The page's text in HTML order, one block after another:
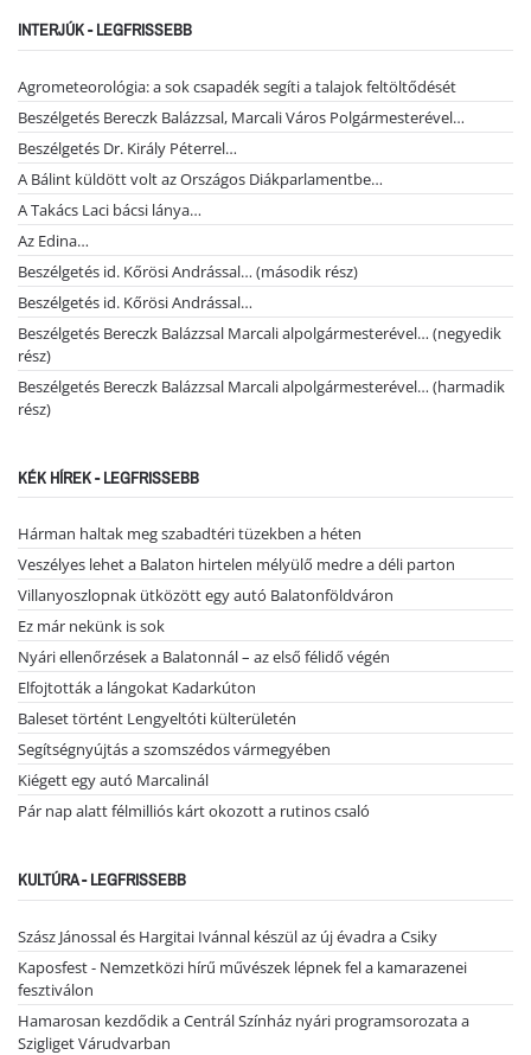
INTERJÚK - LEGFRISSEBB
Agrometeorológia: a sok csapadék segíti a talajok feltöltődését
Beszélgetés Bereczk Balázzsal, Marcali Város Polgármesterével…
Beszélgetés Dr. Király Péterrel…
A Bálint küldött volt az Országos Diákparlamentbe…
A Takács Laci bácsi lánya…
Az Edina…
Beszélgetés id. Kőrösi Andrással… (második rész)
Beszélgetés id. Kőrösi Andrással…
Beszélgetés Bereczk Balázzsal Marcali alpolgármesterével… (negyedik
rész)
Beszélgetés Bereczk Balázzsal Marcali alpolgármesterével… (harmadik
rész)
KÉK HÍREK - LEGFRISSEBB
Hárman haltak meg szabadtéri tüzekben a héten
Veszélyes lehet a Balaton hirtelen mélyülő medre a déli parton
Villanyoszlopnak ütközött egy autó Balatonföldváron
Ez már nekünk is sok
Nyári ellenőrzések a Balatonnál – az első félidő végén
Elfojtották a lángokat Kadarkúton
Baleset történt Lengyeltóti külterületén
Segítségnyújtás a szomszédos vármegyében
Kiégett egy autó Marcalinál
Pár nap alatt félmilliós kárt okozott a rutinos csaló
KULTÚRA - LEGFRISSEBB
Szász Jánossal és Hargitai Ivánnal készül az új évadra a Csiky
Kaposfest - Nemzetközi hírű művészek lépnek fel a kamarazenei
fesztiválon
Hamarosan kezdődik a Centrál Színház nyári programsorozata a
Szigliget Várudvarban